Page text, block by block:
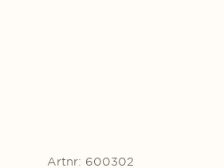
Artnr: 600302